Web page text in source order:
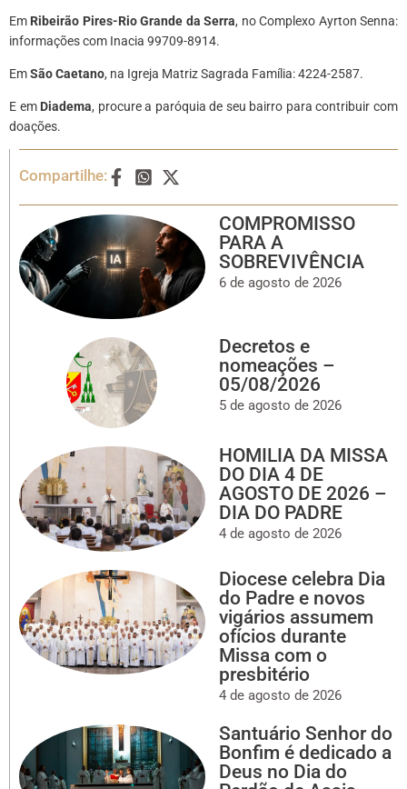
Em Ribeirão Pires-Rio Grande da Serra, no Complexo Ayrton Senna:
informações com Inacia 99709-8914.
EmSão Caetano, na Igreja Matriz Sagrada Família: 4224-2587.
E em Diadema, procure a paróquia de seu bairro para contribuir com
doações.
Compartilhe:
COMPROMISSO
PARA A
SOBREVIVÊNCIA
6 de agosto de 2026
Decretos e
nomeações –
05/08/2026
5 de agosto de 2026
HOMILIA DA MISSA
DO DIA 4 DE
AGOSTO DE 2026 –
DIA DO PADRE
4 de agosto de 2026
Diocese celebra Dia
do Padre e novos
vigários assumem
ofícios durante
Missa com o
presbitério
4 de agosto de 2026
Santuário Senhor do
Bonfim é dedicado a
Deus no Dia do